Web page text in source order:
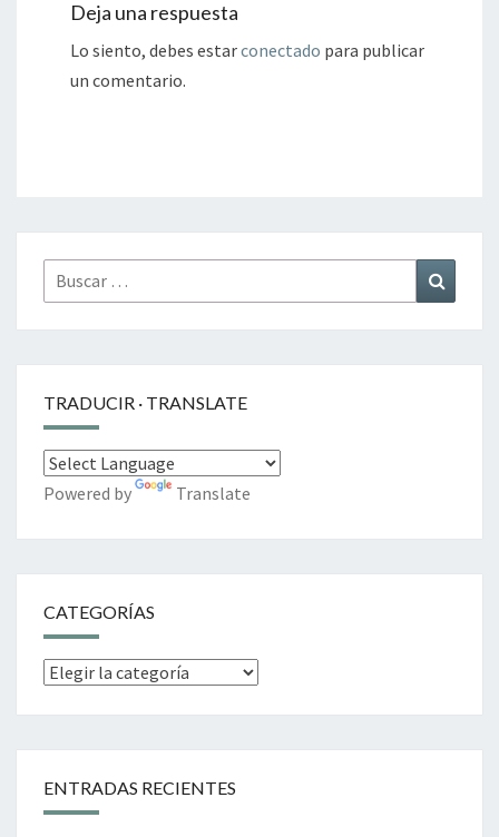
Deja una respuesta
Lo siento, debes estarconectado para publicar
un comentario.
Buscar
por:
TRADUCIR · TRANSLATE
Powered by Translate
CATEGORÍAS
Categorías
ENTRADAS RECIENTES